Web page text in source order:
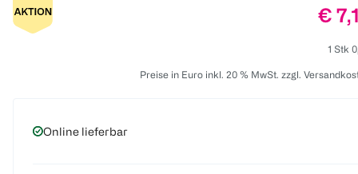
€
1 Stk
Preise in Euro inkl. 20 % MwSt. zzgl.
Online lieferbar